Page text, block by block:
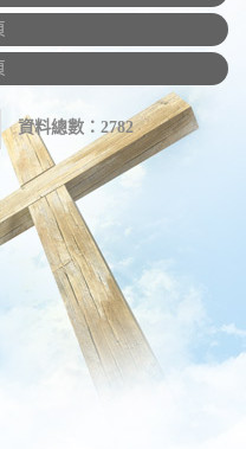
資料總數：2782